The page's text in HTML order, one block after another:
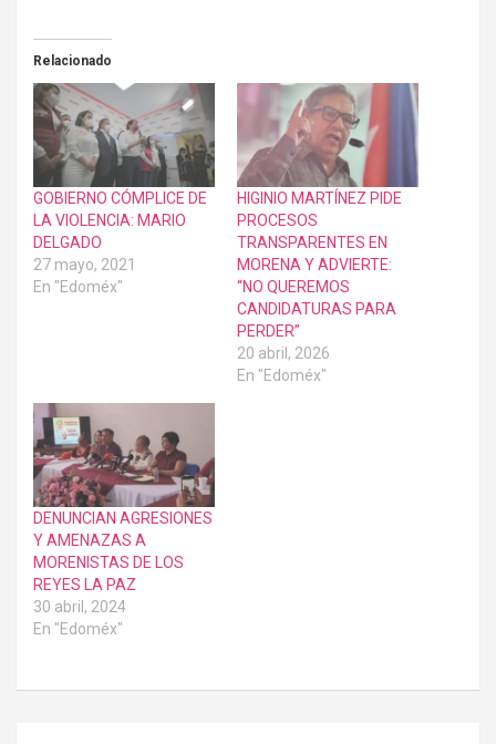
Relacionado
GOBIERNO CÓMPLICE DE
LA VIOLENCIA: MARIO
DELGADO
27 mayo, 2021
En "Edoméx"
HIGINIO MARTÍNEZ PIDE
PROCESOS
TRANSPARENTES EN
MORENA Y ADVIERTE:
“NO QUEREMOS
CANDIDATURAS PARA
PERDER”
20 abril, 2026
En "Edoméx"
DENUNCIAN AGRESIONES
Y AMENAZAS A
MORENISTAS DE LOS
REYES LA PAZ
30 abril, 2024
En "Edoméx"